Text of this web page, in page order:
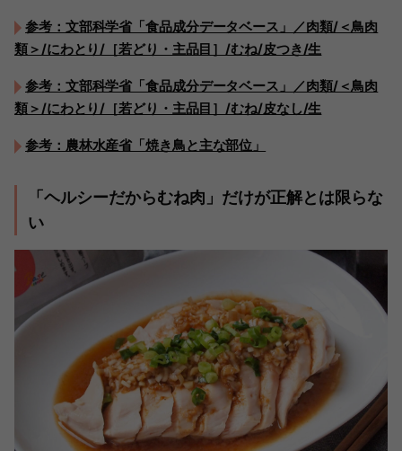
参考：文部科学省「食品成分データベース」／肉類/＜鳥肉
類＞/にわとり/［若どり・主品目］/むね/皮つき/生
参考：文部科学省「食品成分データベース」／肉類/＜鳥肉
類＞/にわとり/［若どり・主品目］/むね/皮なし/生
参考：農林水産省「焼き鳥と主な部位」
「ヘルシーだからむね肉」だけが正解とは限らな
い